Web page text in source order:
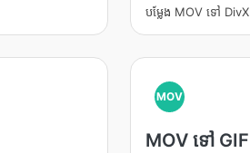
បម្លែង MOV ទៅ DivX
MOV
MOV ទៅ GIF